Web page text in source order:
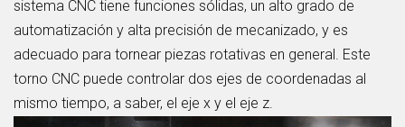
sistema CNC tiene funciones sólidas, un alto grado de
automatización y alta precisión de mecanizado, y es
adecuado para tornear piezas rotativas en general. Este
torno CNC puede controlar dos ejes de coordenadas al
mismo tiempo, a saber, el eje x y el eje z.